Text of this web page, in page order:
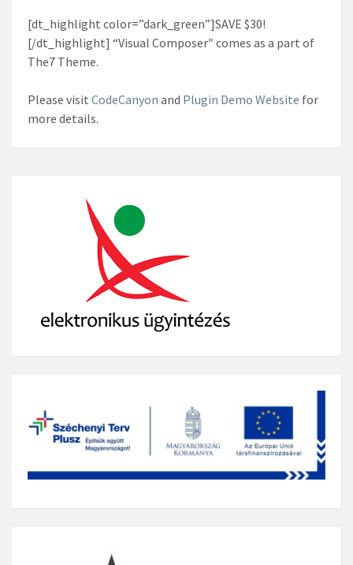
[dt_highlight color=”dark_green”]SAVE $30!
[/dt_highlight] “Visual Composer″ comes as a part of
The7 Theme.
Please visit CodeCanyon and Plugin Demo Website for
more details.